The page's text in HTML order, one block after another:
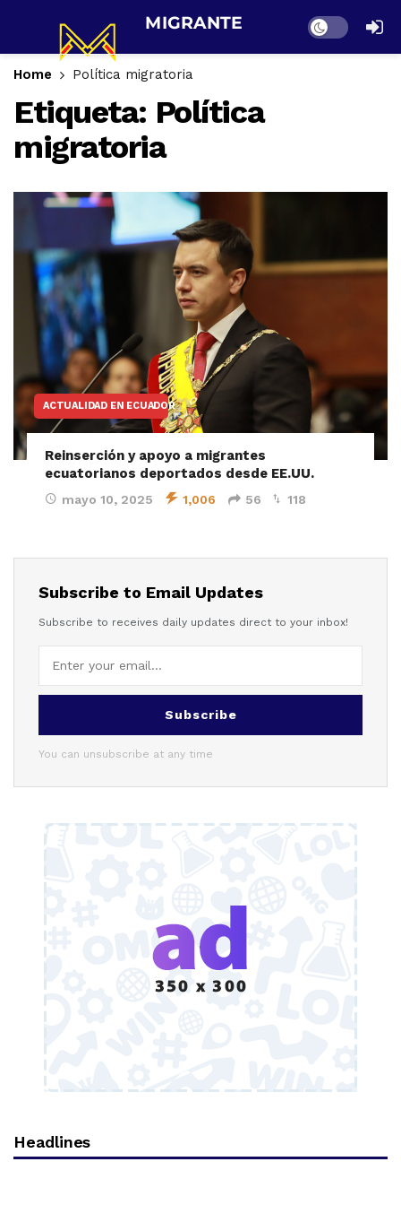
Dark mode
Home Política migratoria
Etiqueta: Política
migratoria
ACTUALIDAD EN ECUADOR
Reinserción y apoyo a migrantes
ecuatorianos deportados desde EE.UU.
mayo 10, 2025 1,006 56 118
Subscribe to Email Updates
Subscribe to receives daily updates direct to your inbox!
Subscribe
You can unsubscribe at any time
Headlines